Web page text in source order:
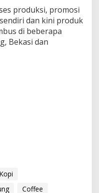
produksi, promosi
dan kini produk
di beberapa
Bekasi dan
Coffee